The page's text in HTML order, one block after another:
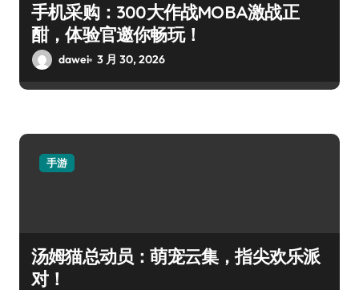
手机采购：300大作战MOBA激战正
酣，体验官邀你畅玩！
dawei 3 月 30, 2026
手游
汤姆猫总动员：萌宠云集，指尖欢乐派
对！